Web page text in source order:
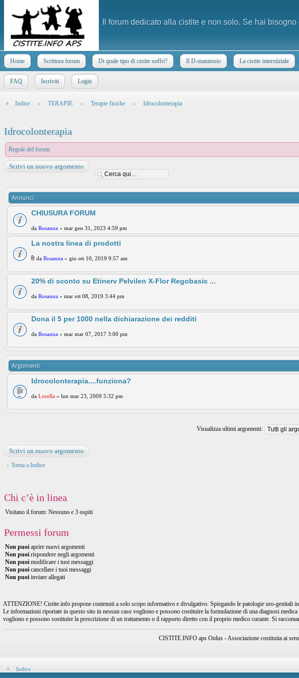
Il forum dedicato alla cistite e non solo. Se hai
Home Scrittura forum Di quale tipo di cistite soffri? Il D-mannosio La cistite interstiziale
FAQ Iscriviti Login
Indice ‹ TERAPIE ‹ Terapie fisiche ‹ Idrocolonterapia
Idrocolonterapia
Regole del forum
Scrivi un nuovo argomento
Annunci
CHIUSURA FORUM
da Rosanna » mar gen 31, 2023 4:59 pm
La nostra linea di prodotti
da Rosanna » gio ott 10, 2019 9:57 am
20% di sconto su Etinerv Pelvilen X-Flor Regobasic ...
da Rosanna » mar ott 08, 2019 3:44 pm
Dona il 5 per 1000 nella dichiarazione dei redditi
da Rosanna » mar mar 07, 2017 3:00 pm
Argomenti
Idrocolonterapia....funziona?
da Lorella » lun mar 23, 2009 5:32 pm
Visualizza ultimi argomenti:
Scrivi un nuovo argomento
Torna a Indice
Chi c’è in linea
Visitano il forum: Nessuno e 3 ospiti
Permessi forum
Non puoi aprire nuovi argomenti
Non puoi rispondere negli argomenti
Non puoi modificare i tuoi messaggi
Non puoi cancellare i tuoi messaggi
Non puoi inviare allegati
ATTENZIONE! Cistite.info propone contenuti a solo scopo informativo e divulgativo. Spiegando le patologie uro-genitali
Le informazioni riportate in questo sito in nessun caso vogliono e possono costituire la formulazione di una diagnosi
vogliono e possono sostituire la prescrizione di un trattamento o il rapporto diretto con il proprio medico curante. Si
CISTITE.INFO aps Onlus - Associazione costituita ai
Indice